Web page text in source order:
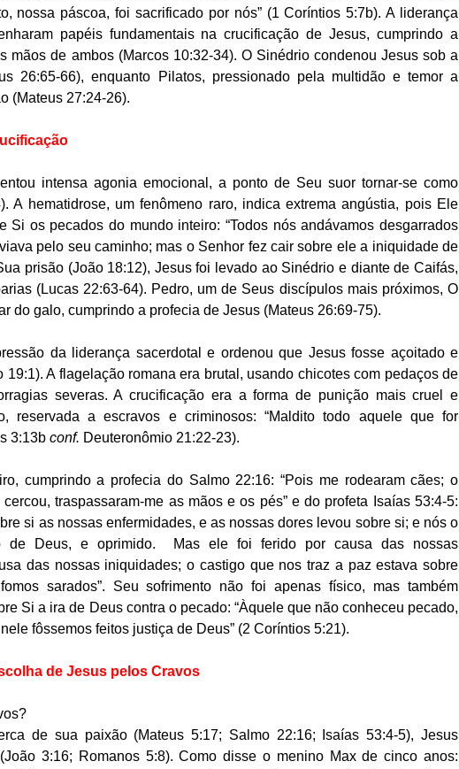
nossa páscoa, foi sacrificado por nós” (1 Coríntios 5:7b). A liderança
papéis fundamentais na crucificação de Jesus, cumprindo a
mãos de ambos (Marcos 10:32-34). O Sinédrio condenou Jesus sob a
26:65-66), enquanto Pilatos, pressionado pela multidão e temor a
(Mateus 27:24-26).
intensa agonia emocional, a ponto de Seu suor tornar-se como
A hematidrose, um fenômeno raro, indica extrema angústia, pois Ele
Si os pecados do mundo inteiro: “Todos nós andávamos desgarrados
pelo seu caminho; mas o Senhor fez cair sobre ele a iniquidade de
prisão (João 18:12), Jesus foi levado ao Sinédrio e diante de Caifás,
(Lucas 22:63-64). Pedro, um de Seus discípulos mais próximos, O
do galo, cumprindo a profecia de Jesus (Mateus 26:69-75).
da liderança sacerdotal e ordenou que Jesus fosse açoitado e
19:1). A flagelação romana era brutal, usando chicotes com pedaços de
severas. A crucificação era a forma de punição mais cruel e
reservada a escravos e criminosos: “Maldito todo aquele que for
3:13b conf. Deuteronômio 21:22-23).
cumprindo a profecia do Salmo 22:16: “Pois me rodearam cães; o
traspassaram-me as mãos e os pés” e do profeta Isaías 53:4-5:
si as nossas enfermidades, e as nossas dores levou sobre si; e nós o
de Deus, e oprimido.  Mas ele foi ferido por causa das nossas
das nossas iniquidades; o castigo que nos traz a paz estava sobre
sarados”. Seu sofrimento não foi apenas físico, mas também
Si a ira de Deus contra o pecado: “Àquele que não conheceu pecado,
fôssemos feitos justiça de Deus” (2 Coríntios 5:21).
de Jesus pelos Cravos
os cravos?
de sua paixão (Mateus 5:17; Salmo 22:16; Isaías 53:4-5), Jesus
3:16; Romanos 5:8). Como disse o menino Max de cinco anos: